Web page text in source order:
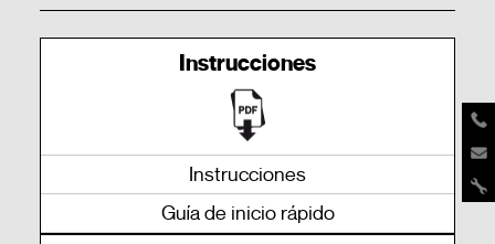
Instrucciones
Instrucciones
Guía de inicio rápido